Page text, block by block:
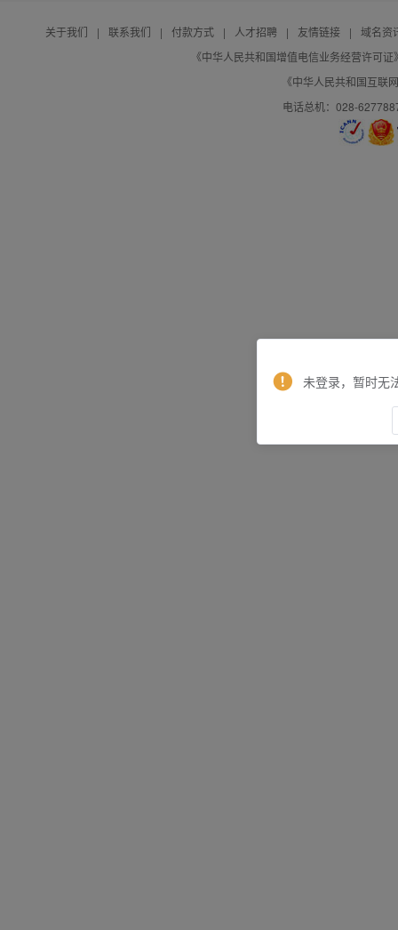
关于我们 | 联系我们 | 付款方式 | 人才招聘 | 友情链接 |
域名资
《中华人民共和国增值电信业务经营许可
《中华人民共和国互联
电话总机：028-
未登录，暂时无